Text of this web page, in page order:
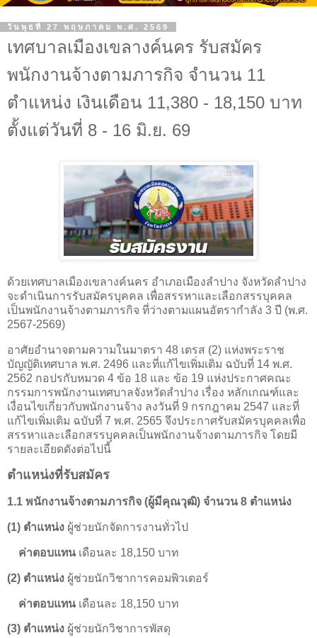
วันพุธที่ 27 พฤษภาคม พ.ศ. 2569
เทศบาลเมืองเขลางค์นคร รับสมัคร
พนักงานจ้างตามภารกิจ จำนวน 11
ตำแหน่ง เงินเดือน 11,380 - 18,150 บาท
ตั้งแต่วันที่ 8 - 16 มิ.ย. 69
ด้วยเทศบาลเมืองเขลางค์นคร อำเภอเมืองลำปาง จังหวัดลำปาง
จะดำเนินการรับสมัครบุคคล เพื่อสรรหาและเลือกสรรบุคคล
เป็นพนักงานจ้างตามภารกิจ ที่ว่างตามแผนอัตรากำลัง 3 ปี (พ.ศ.
2567-2569)
อาศัยอำนาจตามความในมาตรา 48 เตรส (2) แห่งพระราช
บัญญัติเทศบาล พ.ศ. 2496 และที่แก้ไขเพิ่มเติม ฉบับที่ 14 พ.ศ.
2562 กอปรกับหมวด 4 ข้อ 18 และ ข้อ 19 แห่งประกาศคณะ
กรรมการพนักงานเทศบาลจังหวัดลำปาง เรื่อง หลักเกณฑ์และ
เงื่อนไขเกี่ยวกับพนักงานจ้าง ลงวันที่ 9 กรกฎาคม 2547 และที่
แก้ไขเพิ่มเติม ฉบับที่ 7 พ.ศ. 2565 จึงประกาศรับสมัครบุคคลเพื่อ
สรรหาและเลือกสรรบุคคลเป็นพนักงานจ้างตามภารกิจ โดยมี
รายละเอียดดังต่อไปนี้
ตำแหน่งที่รับสมัคร
1.1 พนักงานจ้างตามภารกิจ (ผู้มีคุณวุฒิ) จำนวน 8 ตำแหน่ง
(1) ตำแหน่ง ผู้ช่วยนักจัดการงานทั่วไป
ค่าตอบแทน เดือนละ 18,150 บาท
(2) ตำแหน่ง ผู้ช่วยนักวิชาการคอมพิวเตอร์
ค่าตอบแทน เดือนละ 18,150 บาท
(3) ตำแหน่ง ผู้ช่วยนักวิชาการพัสดุ